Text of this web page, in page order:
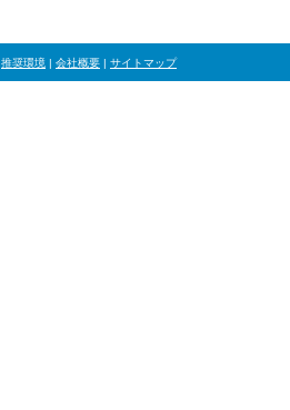
推奨環境 | 会社概要 | サイトマップ